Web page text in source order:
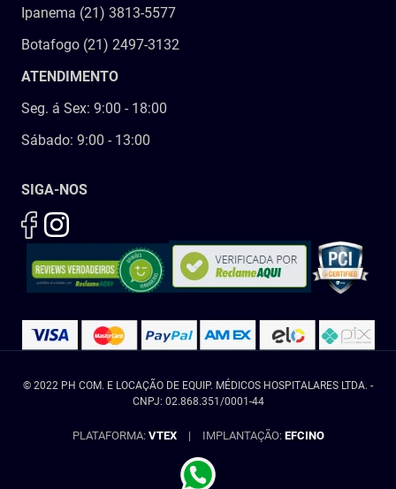
Ipanema (21) 3813-5577
Botafogo (21) 2497-3132
ATENDIMENTO
Seg. á Sex: 9:00 - 18:00
Sábado: 9:00 - 13:00
SIGA-NOS
© 2022 PH COM. E LOCAÇÃO DE EQUIP. MÉDICOS HOSPITALARES LTDA. -
CNPJ: 02.868.351/0001-44
PLATAFORMA: VTEX | IMPLANTAÇÃO: EFCINO